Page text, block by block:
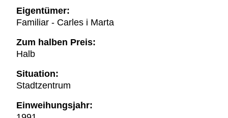
Eigentümer:
Familiar - Carles i Marta
Zum halben Preis:
Halb
Situation:
Stadtzentrum
Einweihungsjahr: